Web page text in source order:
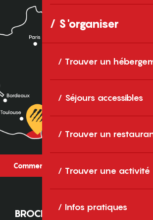
S'organiser
Trouver un
Séjours accessibles
Trouver un
Trouver une activité
Infos pratiques
Comment venir ?
BROCHURES